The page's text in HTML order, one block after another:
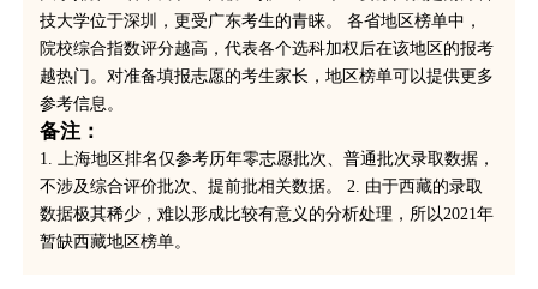
技大学位于深圳，更受广东考生的青睐。 各省地区榜单中，
院校综合指数评分越高，代表各个选科加权后在该地区的报考
越热门。对准备填报志愿的考生家长，地区榜单可以提供更多
参考信息。
备注：
1. 上海地区排名仅参考历年零志愿批次、普通批次录取数据，
不涉及综合评价批次、提前批相关数据。 2. 由于西藏的录取
数据极其稀少，难以形成比较有意义的分析处理，所以2021年
暂缺西藏地区榜单。